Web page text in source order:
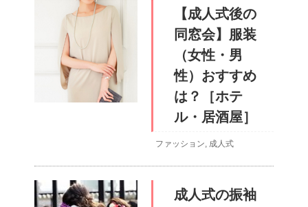
【成人式後の
同窓会】服装
（女性・男
性）おすすめ
は？［ホテ
ル・居酒屋］
ファッション, 成人式
成人式の振袖